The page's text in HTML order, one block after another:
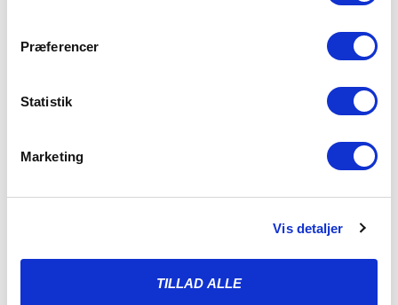
Præferencer
Statistik
Marketing
Vis detaljer
TILLAD ALLE